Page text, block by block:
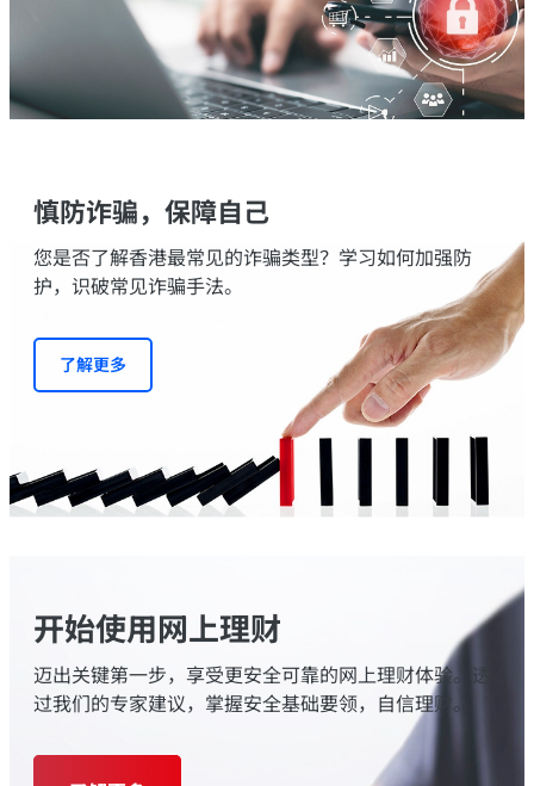
慎防诈骗，保障自己
您是否了解香港最常见的诈骗类型？学习如何加强防
护，识破常见诈骗手法。
了解更多
开始使用网上理财
迈出关键第一步，享受更安全可靠的网上理财体验。透
过我们的专家建议，掌握安全基础要领，自信理财。